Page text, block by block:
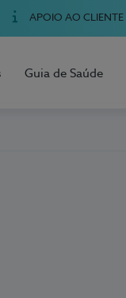
APOIO AO CLIENTE
Guia de Saúde